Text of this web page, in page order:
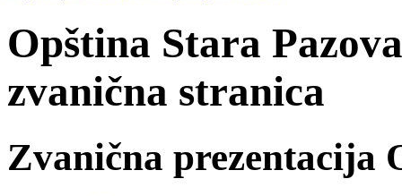
Opština Stara
zvanična stranica
Zvanična prezentacija